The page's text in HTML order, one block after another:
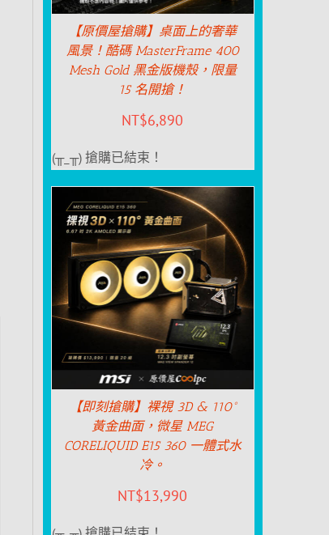
【原價屋搶購】桌面上的奢華
風景！酷碼 MasterFrame 400
Mesh Gold 黑金版機殼，限量
15 名開搶！
NT$6,890
(╥_╥) 搶購已結束！
【即刻搶購】裸視 3D & 110°
黃金曲面，微星 MEG
CORELIQUID E15 360 一體式水
冷。
NT$13,990